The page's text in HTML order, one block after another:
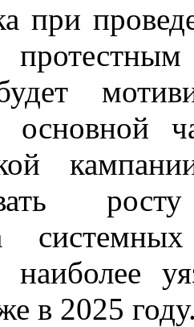
при
основной
наиболее
в 2025